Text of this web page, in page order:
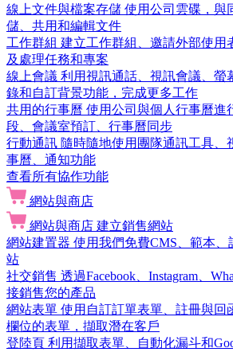
線上文件與檔案存儲 使用公司雲碟，與
儲、共用和編輯文件
工作群組 建立工作群組、邀請外部使用
及處理任務和專案
線上會議 利用視訊通話、視訊會議、螢
錄和自訂背景功能，完成更多工作
共用的行事曆 使用公司與個人行事曆進
段、會議室預訂、行事曆同步
行動通訊 隨時隨地使用團隊通訊工具、
事曆、通知功能
查看所有協作功能
網站與商店
網站與商店 建立銷售網站
網站建置器 使用我們免費CMS、範本、
站
社交銷售 透過Facebook、Instagram、
接銷售您的產品
網站表單 使用自訂訂單表單、註冊與回
欄位的表單，擷取潛在客戶
登陸頁 利用擷取表單、自動化漏斗和